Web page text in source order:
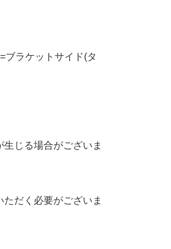
ブラケットサイド(タ
じる場合がございま
だく必要がございま